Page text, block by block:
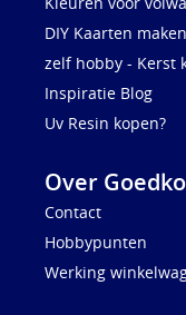
DIY Kaarten maken
zelf hobby - Kerst
Inspiratie Blog
Uv Resin kopen?
Over
Contact
Hobbypunten
Werking